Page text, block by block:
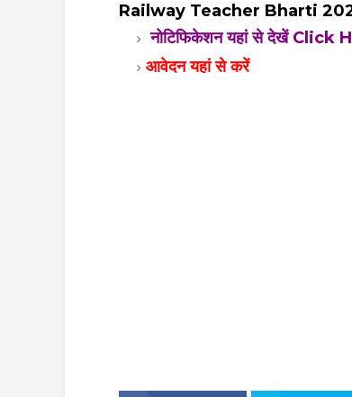
Railway Teacher Bharti
नोटिफिकेशन यहां से देखें Click
आवेदन यहां से करें